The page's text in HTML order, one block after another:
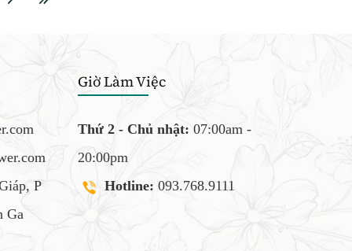
P
Ga
Giờ Làm Việc
Thứ 2 - Chủ nhật: 07:00am -
20:00pm
Hotline: 093.768.9111